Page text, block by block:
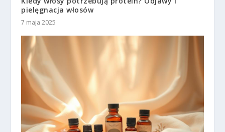
pielęgnacja włosów
7 maja 2025